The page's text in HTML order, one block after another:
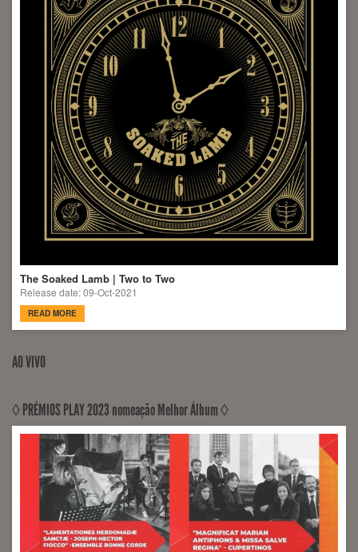
The Soaked Lamb | Two to Two
Release date: 09-Oct-2021
READ MORE
AO VIVO
◊ PRÉMIOS PLAY 2023 nomeação Melhor Álbum ◊